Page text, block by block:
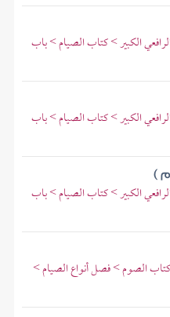
الكبير > كتاب الصيام > باب
الكبير > كتاب الصيام > باب
)
الكبير > كتاب الصيام > باب
كتاب الصوم > فصل أنواع الصيام >